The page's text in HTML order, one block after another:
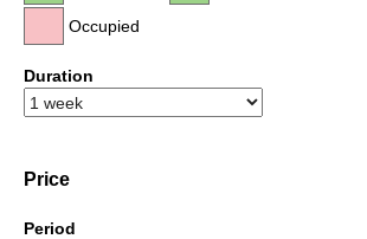
Occupied
Duration
Price
Period